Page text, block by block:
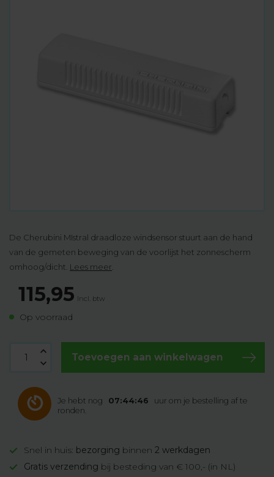
De Cherubini MIstral draadloze windsensor stuurt aan de hand
van de gemeten beweging van de voorlijst het zonnescherm
omhoog/dicht. Lees meer
115,95 Incl. btw
Op voorraad
Toevoegen aan winkelwagen
Je hebt nog 07:44:46
uur om je bestelling af te
ronden.
Snel in huis: bezorging binnen 2 werkdagen
Gratis verzending bij besteding van € 100,- (in NL)